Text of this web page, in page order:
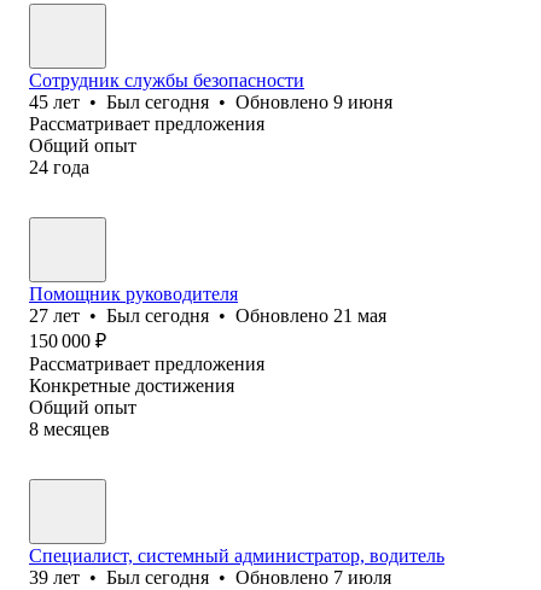
Сотрудник службы безопасности
45 лет • Был сегодня • Обновлено 9 июня
Рассматривает предложения
Общий опыт
24 года
Помощник руководителя
27 лет • Был сегодня • Обновлено 21 мая
150 000 ₽
Рассматривает предложения
Конкретные достижения
Общий опыт
8 месяцев
Специалист, системный администратор, водитель
39 лет • Был сегодня • Обновлено 7 июля